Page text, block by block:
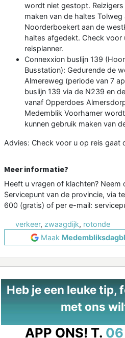
wordt niet gestopt.
maken van de haltes
Noorderboekert aan de
haltes afgedekt. Check voor
reisplanner.
Connexxion buslijn 139
Busstation): Gedurende de
Almereweg (periode van 7
buslijn 139 via de N239 en
vanaf Opperdoes
Medemblik Voorhamer
kunnen gebruik maken van
Advies: Check voor u op reis gaat
Meer informatie?
Heeft u vragen of klachten?
Servicepunt van de provincie, via
600 (gratis) of per e-mail:
verkeer, zwaagdijk, rotonde
Maak
Heb je een leuke tip,
met ons
APP ONS! T. 06